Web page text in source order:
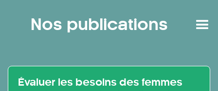
Nos publications
Évaluer les besoins des femmes